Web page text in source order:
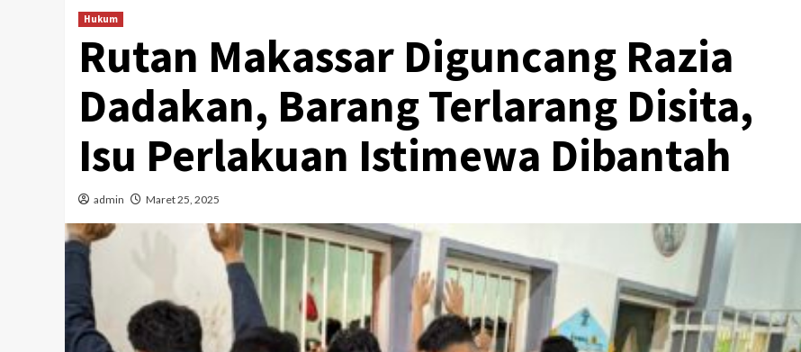
Hukum
Rutan Makassar Diguncang Razia
Dadakan, Barang Terlarang Disita,
Isu Perlakuan Istimewa Dibantah
admin Maret 25, 2025